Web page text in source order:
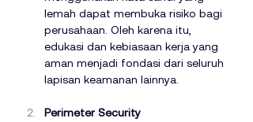
lemah dapat membuka risiko bagi
perusahaan. Oleh karena itu,
edukasi dan kebiasaan kerja yang
aman menjadi fondasi dari seluruh
lapisan keamanan lainnya.
Perimeter Security